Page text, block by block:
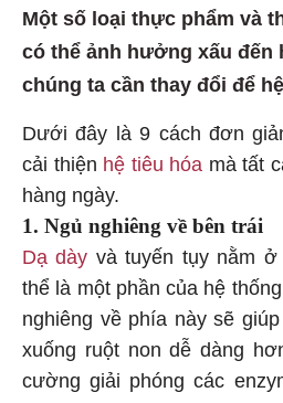
Một số loại thực phẩm và
có thể ảnh hưởng xấu đến
chúng ta cần thay đổi để
Dưới đây là 9 cách đơn
cải thiện hệ tiêu hóa mà tất
hàng ngày.
1. Ngủ nghiêng về bên trái
Dạ dày và tuyến tụy nằm
thể là một phần của hệ
nghiêng về phía này sẽ
xuống ruột non dễ dàng
cường giải phóng các